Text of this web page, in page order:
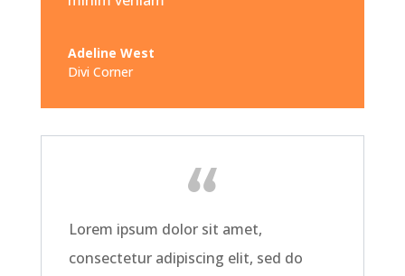
Adeline West
Divi Corner
Lorem ipsum dolor sit amet,
consectetur adipiscing elit, sed do